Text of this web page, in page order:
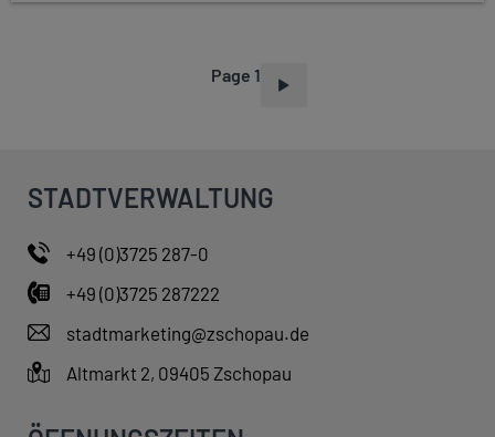
Page 1
STADTVERWALTUNG
+49 (0)3725 287-0
+49 (0)3725 287222
stadtmarketing@zschopau.de
Altmarkt 2, 09405 Zschopau